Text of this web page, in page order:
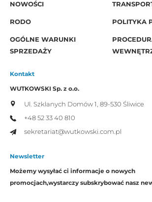
NOWOŚCI
RODO POLITYKA
OGÓLNE WARUNKI
SPRZEDAŻY
Kontakt
WUTKOWSKI Sp. z o.o.
Ul. Szklanych Domów 1, 89-530 Śliwice
+48 52 33 40 810
sekretariat@wutkowski.com.pl
Newsletter
Możemy wysyłać ci informacje o nowych
promocjach,wystarczy subskrybować nasz